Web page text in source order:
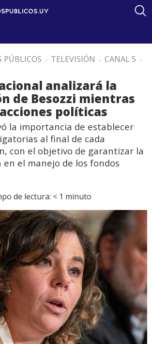
PÚBLICOS . TELEVISIÓN . CANAL 5 .
analizará la
de Besozzi mientras
políticas
la importancia de establecer
al final de cada
con el objetivo de garantizar la
el manejo de los fondos
de lectura: < 1 minuto